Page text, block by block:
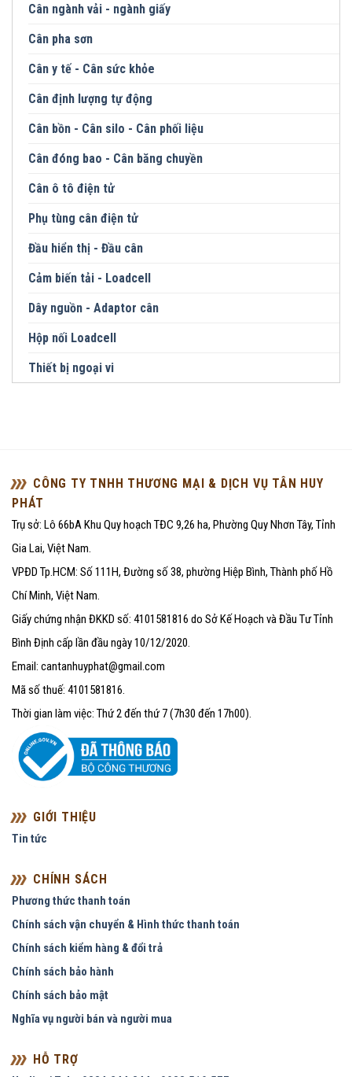
Cân ngành vải - ngành giấy
Cân pha sơn
Cân y tế - Cân sức khỏe
Cân định lượng tự động
Cân bồn - Cân silo - Cân phối liệu
Cân đóng bao - Cân băng chuyền
Cân ô tô điện tử
Phụ tùng cân điện tử
Đầu hiển thị - Đầu cân
Cảm biến tải - Loadcell
Dây nguồn - Adaptor cân
Hộp nối Loadcell
Thiết bị ngoại vi
CÔNG TY TNHH THƯƠNG MẠI & DỊCH VỤ TÂN HUY
PHÁT
Trụ sở: Lô 66bA Khu Quy hoạch TĐC 9,26 ha, Phường Quy Nhơn Tây, Tỉnh
Gia Lai, Việt Nam.
VPĐD Tp.HCM: Số 111H, Đường số 38, phường Hiệp Bình, Thành phố Hồ
Chí Minh, Việt Nam.
Giấy chứng nhận ĐKKD số: 4101581816 do Sở Kế Hoạch và Đầu Tư Tỉnh
Bình Định cấp lần đầu ngày 10/12/2020.
Email: cantanhuyphat@gmail.com
Mã số thuế: 4101581816.
Thời gian làm việc: Thứ 2 đến thứ 7 (7h30 đến 17h00).
GIỚI THIỆU
Tin tức
CHÍNH SÁCH
Phương thức thanh toán
Chính sách vận chuyển & Hình thức thanh toán
Chính sách kiểm hàng & đổi trả
Chính sách bảo hành
Chính sách bảo mật
Nghĩa vụ người bán và người mua
HỖ TRỢ